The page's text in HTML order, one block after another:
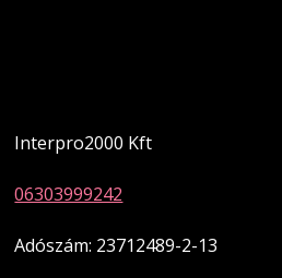
Interpro2000 Kft
06303999242
Adószám: 23712489-2-13